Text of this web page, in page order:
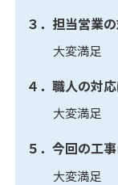
３．担当営業
大変満足
４．職人の対
大変満足
５．今回の工
大変満足